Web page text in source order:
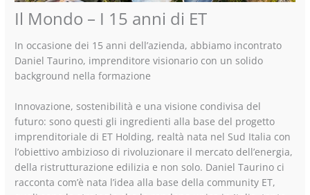
Il Mondo – I 15 anni di ET
In occasione dei 15 anni dell’azienda, abbiamo incontrato
Daniel Taurino, imprenditore visionario con un solido
background nella formazione
Innovazione, sostenibilità e una visione condivisa del
futuro: sono questi gli ingredienti alla base del progetto
imprenditoriale di ET Holding, realtà nata nel Sud Italia con
l’obiettivo ambizioso di rivoluzionare il mercato dell’energia,
della ristrutturazione edilizia e non solo. Daniel Taurino ci
racconta com’è nata l’idea alla base della community ET,